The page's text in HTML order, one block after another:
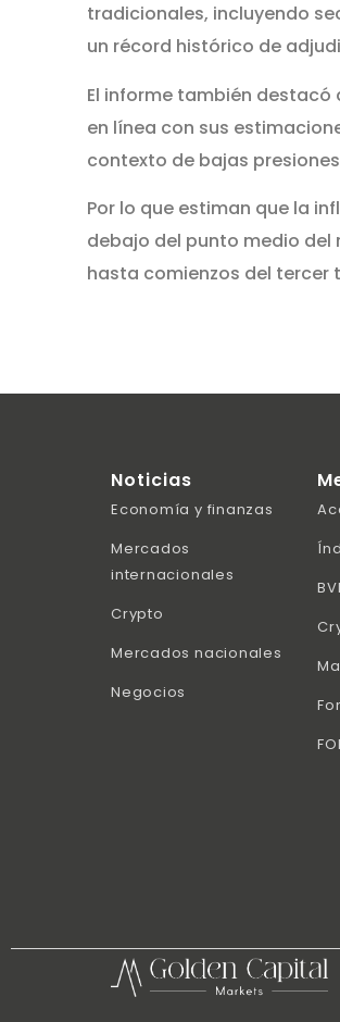
tradicionales, incluyendo
un récord histórico de
El informe también destacó
en línea con sus
contexto de bajas
Por lo que estiman que la
debajo del punto medio del
hasta comienzos del tercer
Noticias
Economía y finanzas
Mercados
internacionales
Crypto
Mercados nacionales
Negocios